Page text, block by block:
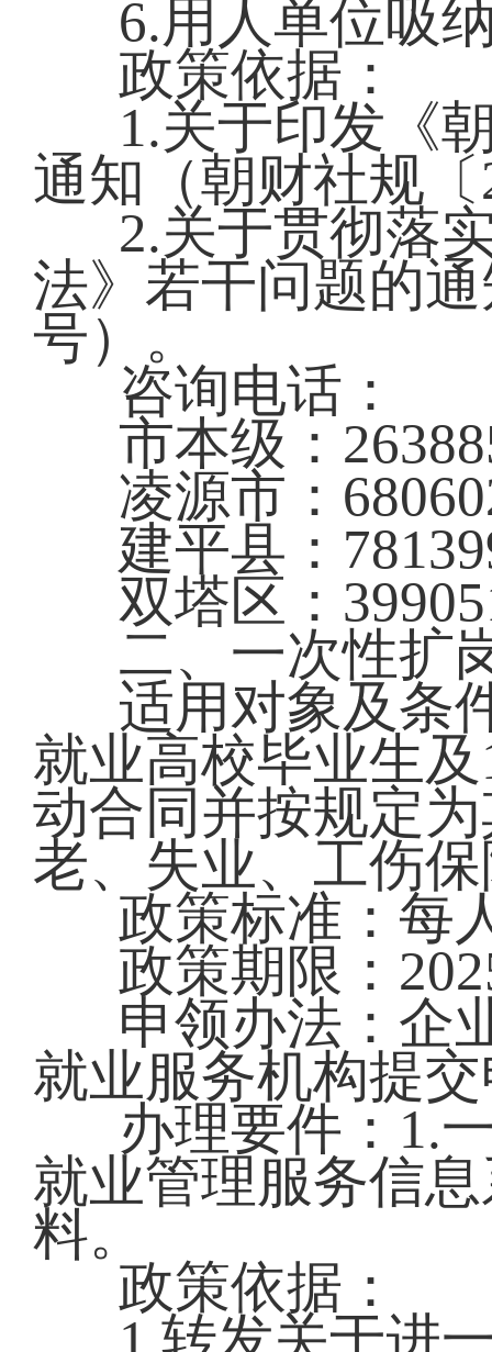
6.用人单位吸
政策依据：
1.关于印发《
通知（朝财社规
2.关于贯彻落
法》若干问题的
号）。
咨询电话：
市本级：
凌源市：
建平县：
双塔区：
二、一次性扩
适用对象及条
就业高校毕业生
动合同并按规定
老、失业、工伤
政策标准：每
政策期限：
申领办法：企
就业服务机构提
办理要件：1.
就业管理服务信
料。
政策依据：